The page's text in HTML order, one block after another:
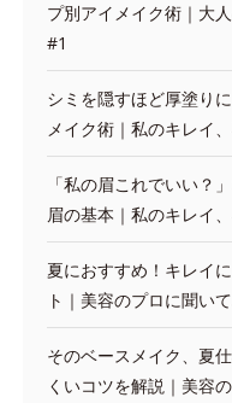
プ別アイメイク術｜大
#1
シミを隠すほど厚塗り
メイク術｜私のキレイ
「私の眉これでいい？
眉の基本｜私のキレイ
夏におすすめ！キレイ
ト｜美容のプロに聞い
そのベースメイク、夏
くいコツを解説｜美容